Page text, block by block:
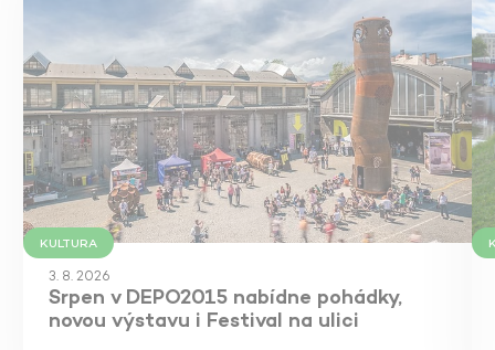
KULTURA
3. 8. 2026
Srpen v DEPO2015 nabídne pohádky,
novou výstavu i Festival na ulici